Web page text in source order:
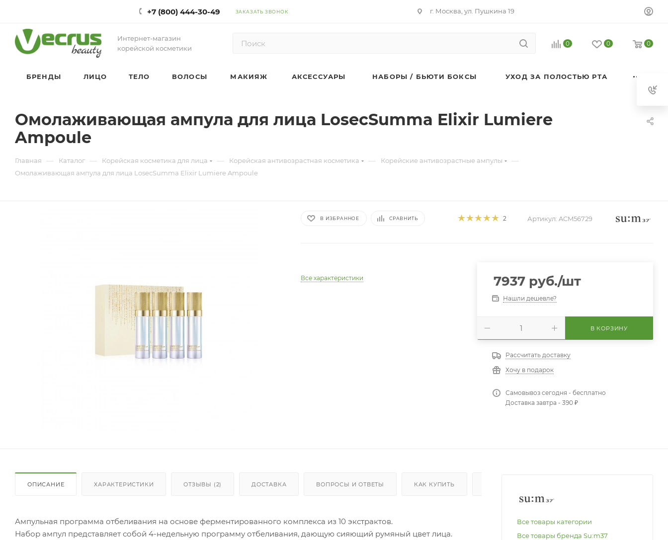
+7 (800) 444-30-49 ЗАКАЗАТЬ ЗВОНОК г. Москва, ул. Пушкина 19
Интернет-магазин
корейской косметики
0 0 0
БРЕНДЫ ЛИЦО ТЕЛО ВОЛОСЫ МАКИЯЖ АКСЕССУАРЫ НАБОРЫ / БЬЮТИ БОКСЫ УХОД ЗА ПОЛОСТЬЮ РТА
Омолаживающая ампула для лица LosecSumma Elixir Lumiere
Ampoule
Главная — Каталог — Корейская косметика для лица — Корейская антивозрастная косметика — Корейские антивозрастные ампулы —
Омолаживающая ампула для лица LosecSumma Elixir Lumiere Ampoule
В ИЗБРАННОЕ СРАВНИТЬ 2 Артикул: ACM56729
Все характеристики 7937руб./шт
Нашли дешевле?
В КОРЗИНУ
Рассчитать доставку
Хочу в подарок
Самовывоз сегодня - бесплатно
Доставка завтра - 390 ₽
ОПИСАНИЕ ХАРАКТЕРИСТИКИ ОТЗЫВЫ (2) ДОСТАВКА ВОПРОСЫ И ОТВЕТЫ КАК КУПИТЬ
Ампульная программа отбеливания на основе ферментированного комплекса из 10 экстрактов.
Набор ампул представляет собой 4-недельную программу отбеливания, дающую сияющий румяный цвет лица.
Все товары категории
Все товары бренда Su:m37